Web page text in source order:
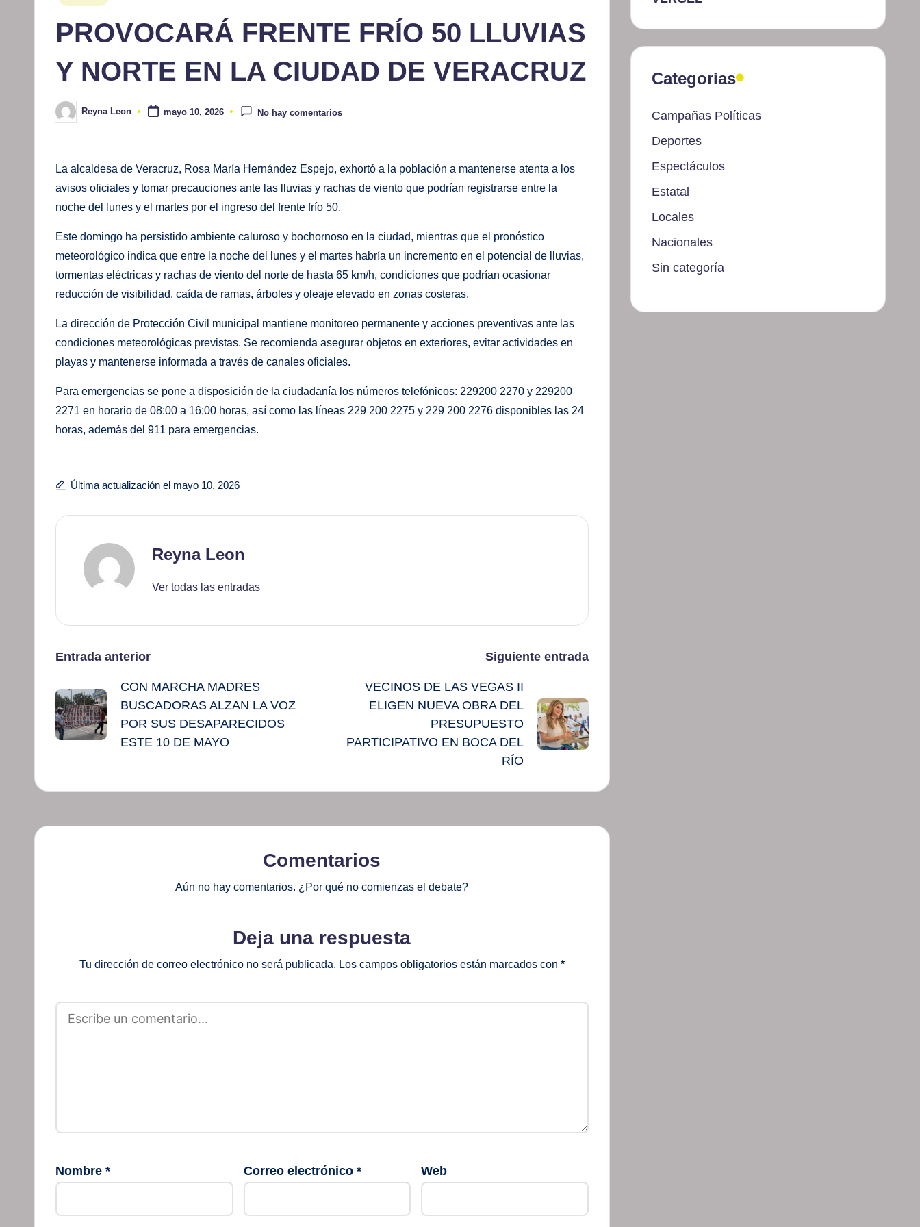
PROVOCARÁ FRENTE FRÍO 50 LLUVIAS
Y NORTE EN LA CIUDAD DE VERACRUZ
Publicado
por
Reyna Leon mayo 10, 2026 No hay comentarios
La alcaldesa de Veracruz, Rosa María Hernández Espejo, exhortó a la población a mantenerse atenta a los
avisos oficiales y tomar precauciones ante las lluvias y rachas de viento que podrían registrarse entre la
noche del lunes y el martes por el ingreso del frente frío 50.
Este domingo ha persistido ambiente caluroso y bochornoso en la ciudad, mientras que el pronóstico
meteorológico indica que entre la noche del lunes y el martes habría un incremento en el potencial de lluvias,
tormentas eléctricas y rachas de viento del norte de hasta 65 km/h, condiciones que podrían ocasionar
reducción de visibilidad, caída de ramas, árboles y oleaje elevado en zonas costeras.
La dirección de Protección Civil municipal mantiene monitoreo permanente y acciones preventivas ante las
condiciones meteorológicas previstas. Se recomienda asegurar objetos en exteriores, evitar actividades en
playas y mantenerse informada a través de canales oficiales.
Para emergencias se pone a disposición de la ciudadanía los números telefónicos: 229200 2270 y 229200
2271 en horario de 08:00 a 16:00 horas, así como las líneas 229 200 2275 y 229 200 2276 disponibles las 24
horas, además del 911 para emergencias.
Última actualización el mayo 10, 2026
Reyna Leon
Ver todas las entradas
Navegación
de
entradas
Entrada anterior
CON MARCHA MADRES
BUSCADORAS ALZAN LA VOZ
POR SUS DESAPARECIDOS
ESTE 10 DE MAYO
Siguiente entrada
VECINOS DE LAS VEGAS II
ELIGEN NUEVA OBRA DEL
PRESUPUESTO
PARTICIPATIVO EN BOCA DEL
RÍO
Comentarios
Aún no hay comentarios. ¿Por qué no comienzas el debate?
Deja una respuesta
Tu dirección de correo electrónico no será publicada. Los campos obligatorios están marcados con *
Nombre * Correo electrónico * Web
Categorias
Campañas Políticas
Deportes
Espectáculos
Estatal
Locales
Nacionales
Sin categoría